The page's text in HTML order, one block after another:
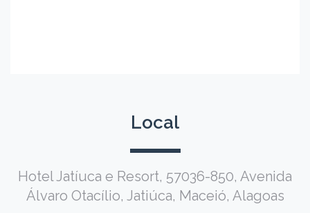
Local
Hotel Jatíuca e Resort, 57036-850, Avenida
Álvaro Otacílio, Jatiúca, Maceió, Alagoas